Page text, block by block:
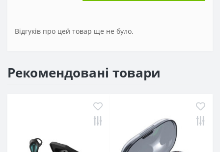
Відгуків про цей товар ще не було.
Рекомендовані товари